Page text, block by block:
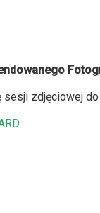
zdjęciowej
.